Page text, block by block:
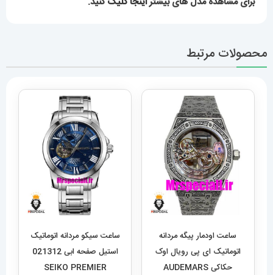
محصولات مرتبط
ساعت اودمار پیگه مردانه
اتوماتیک ای پی رویال اوک
حکاکی AUDEMARS
ساعت سیکو مردانه اتوماتیک
استیل صفحه ابی 021312
SEIKO PREMIER